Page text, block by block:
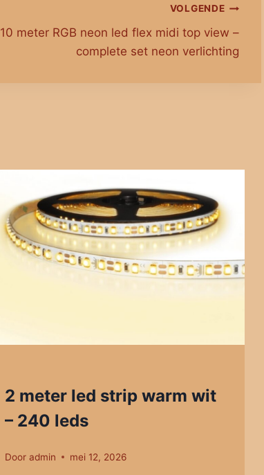
VOLGENDE
10 meter RGB neon led flex midi top view –
complete set neon verlichting
2 meter led strip warm wit
– 240 leds
Door admin mei 12, 2026